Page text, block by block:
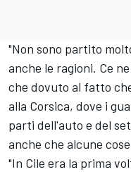
"Non sono partito
anche le ragioni. Ce
che dovuto al fatto
alla Corsica, dove i
parti dell'auto e del
anche che alcune
"In Cile era la prima